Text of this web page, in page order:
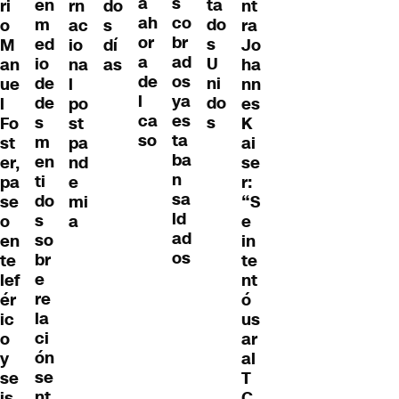
ri
o
M
an
ue
l
Fo
st
er,
pa
se
o
en
te
lef
ér
ic
o
y
se
en
m
ed
io
de
de
s
m
en
ti
do
s
so
br
e
re
la
ci
ón
se
rn
ac
io
na
l
po
st
pa
nd
e
mi
a
do
s
dí
as
ah
or
a
de
l
ca
so
co
br
ad
os
ya
es
ta
ba
n
sa
ld
ad
os
ta
do
s
U
ni
do
s
nt
ra
Jo
ha
nn
es
K
ai
se
r:
“S
e
in
te
nt
ó
us
ar
al
T